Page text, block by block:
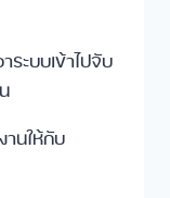
ระบบเข้าไปจับ
นให้กับ